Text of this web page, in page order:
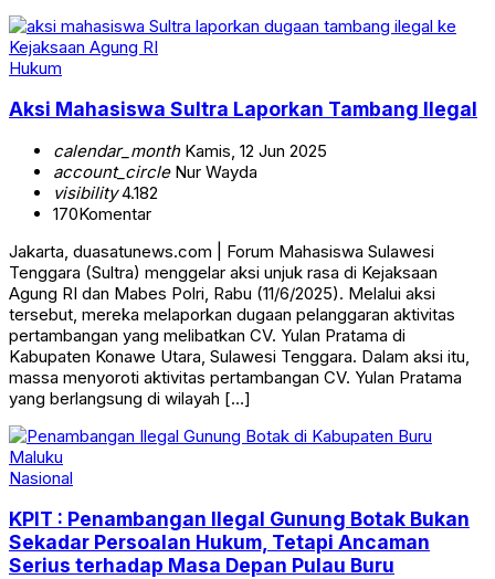
Hukum
Aksi Mahasiswa Sultra Laporkan Tambang Ilegal
calendar_monthKamis, 12 Jun 2025
account_circleNur Wayda
visibility4.182
170Komentar
Jakarta, duasatunews.com | Forum Mahasiswa Sulawesi
Tenggara (Sultra) menggelar aksi unjuk rasa di Kejaksaan
Agung RI dan Mabes Polri, Rabu (11/6/2025). Melalui aksi
tersebut, mereka melaporkan dugaan pelanggaran aktivitas
pertambangan yang melibatkan CV. Yulan Pratama di
Kabupaten Konawe Utara, Sulawesi Tenggara. Dalam aksi itu,
massa menyoroti aktivitas pertambangan CV. Yulan Pratama
yang berlangsung di wilayah […]
Nasional
KPIT : Penambangan Ilegal Gunung Botak Bukan
Sekadar Persoalan Hukum, Tetapi Ancaman
Serius terhadap Masa Depan Pulau Buru